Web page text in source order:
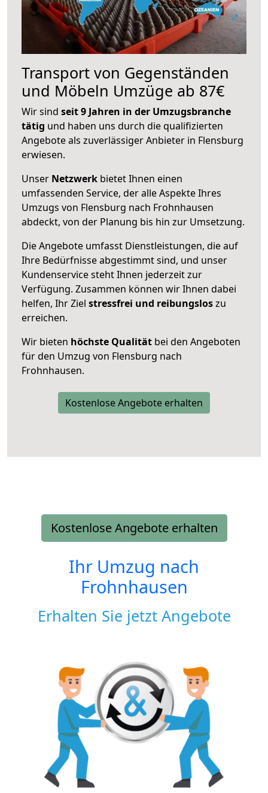
Transport von Gegenständen
und Möbeln Umzüge ab 87€
Wir sind seit 9 Jahren in der Umzugsbranche
tätig und haben uns durch die qualifizierten
Angebote als zuverlässiger Anbieter in Flensburg
erwiesen.
Unser Netzwerk bietet Ihnen einen
umfassenden Service, der alle Aspekte Ihres
Umzugs von Flensburg nach Frohnhausen
abdeckt, von der Planung bis hin zur Umsetzung.
Die Angebote umfasst Dienstleistungen, die auf
Ihre Bedürfnisse abgestimmt sind, und unser
Kundenservice steht Ihnen jederzeit zur
Verfügung. Zusammen können wir Ihnen dabei
helfen, Ihr Ziel stressfrei und reibungsloszu
erreichen.
Wir bieten höchste Qualität bei den Angeboten
für den Umzug von Flensburg nach
Frohnhausen.
Kostenlose Angebote erhalten
Kostenlose Angebote erhalten
Ihr Umzug nach
Frohnhausen
Erhalten Sie jetzt Angebote